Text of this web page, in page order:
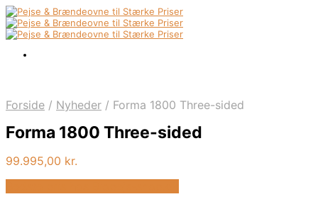
Forside / Nyheder / Forma 1800 Three-sided
Forma 1800 Three-sided
99.995,00 kr.